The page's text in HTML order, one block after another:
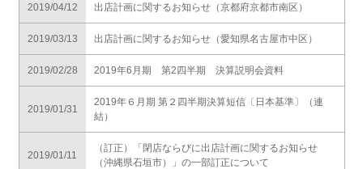
2019/04/12 出店計画に関するお知らせ（京都府京都市南区）
2019/03/13 出店計画に関するお知らせ（愛知県名古屋市中区）
2019/02/28 2019年6月期 第2四半期 決算説明会資料
2019/01/31
2019年６月期 第２四半期決算短信〔日本基準〕（連
結）
2019/01/11
（訂正）「閉店ならびに出店計画に関するお知らせ
（沖縄県石垣市）」の一部訂正について